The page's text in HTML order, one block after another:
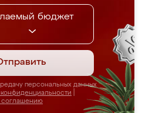
бюджет
персональных данных
соглашению